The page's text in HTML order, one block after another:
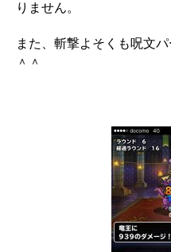
りません。
また、斬撃よそくも呪文
＾＾